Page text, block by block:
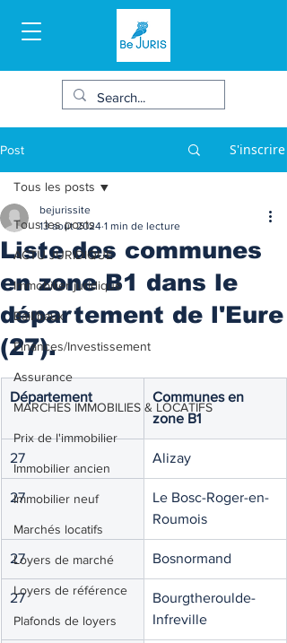
Post S'inscrire
Tous les posts
ACTU JURIDIQUE
Immobilier juridique
Bail/baux
Finances/Investissement
Assurance
MARCHES IMMOBILIES & LOCATIFS
Prix de l'immobilier
Immobilier ancien
Immobilier neuf
Marchés locatifs
Loyers de marché
Loyers de référence
Plafonds de loyers
Tous les posts
Liste des communes
en zone B1 dans le
département de l'Eure
(27).
bejurissite
13 août 2024 1 min de lecture
Département
Communes en
zone B1
27 Alizay
27
Le Bosc-Roger-en-
Roumois
27 Bosnormand
27
Bourgtheroulde-
Infreville